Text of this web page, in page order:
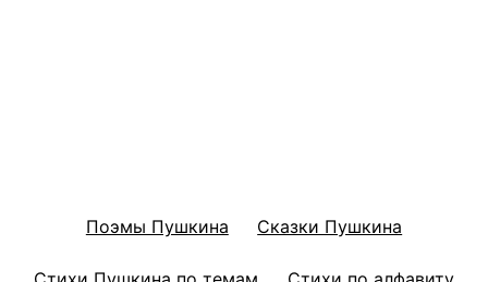
Поэмы Пушкина Сказки Пушкина